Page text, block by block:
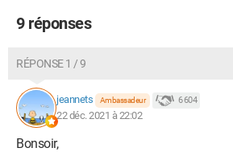
9 réponses
RÉPONSE 1 / 9
jeannets Ambassadeur 6 604
22 déc. 2021 à 22:02
Bonsoir,